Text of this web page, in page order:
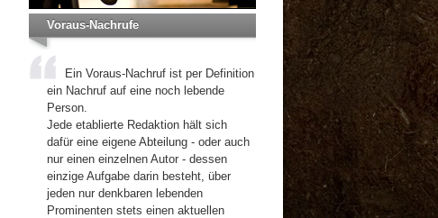
Voraus-Nachrufe
Ein Voraus-Nachruf ist per Definition
ein Nachruf auf eine noch lebende
Person.
Jede etablierte Redaktion hält sich
dafür eine eigene Abteilung - oder auch
nur einen einzelnen Autor - dessen
einzige Aufgabe darin besteht, über
jeden nur denkbaren lebenden
Prominenten stets einen aktuellen